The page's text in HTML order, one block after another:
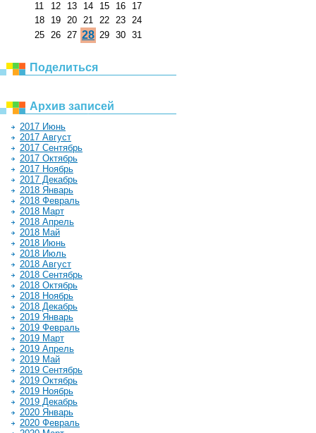
11
12 13 14 15 16
17
18
19 20 21 22 23 24
25 26 27 28 29 30 31
Поделиться
Архив записей
2017 Июнь
2017 Август
2017 Сентябрь
2017 Октябрь
2017 Ноябрь
2017 Декабрь
2018 Январь
2018 Февраль
2018 Март
2018 Апрель
2018 Май
2018 Июнь
2018 Июль
2018 Август
2018 Сентябрь
2018 Октябрь
2018 Ноябрь
2018 Декабрь
2019 Январь
2019 Февраль
2019 Март
2019 Апрель
2019 Май
2019 Сентябрь
2019 Октябрь
2019 Ноябрь
2019 Декабрь
2020 Январь
2020 Февраль